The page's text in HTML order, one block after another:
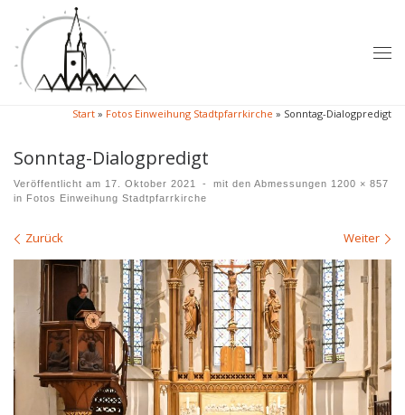
Zum Inhalt springen
Start » Fotos Einweihung Stadtpfarrkirche » Sonntag-Dialogpredigt
Sonntag-Dialogpredigt
Veröffentlicht am 17. Oktober 2021 - mit den Abmessungen 1200 × 857
in Fotos Einweihung Stadtpfarrkirche
Bilder Navigation
Zurück Weiter